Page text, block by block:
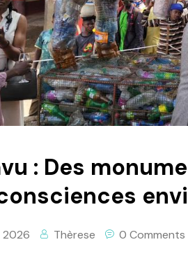
: Des
2026 Thèrese 0 Comments